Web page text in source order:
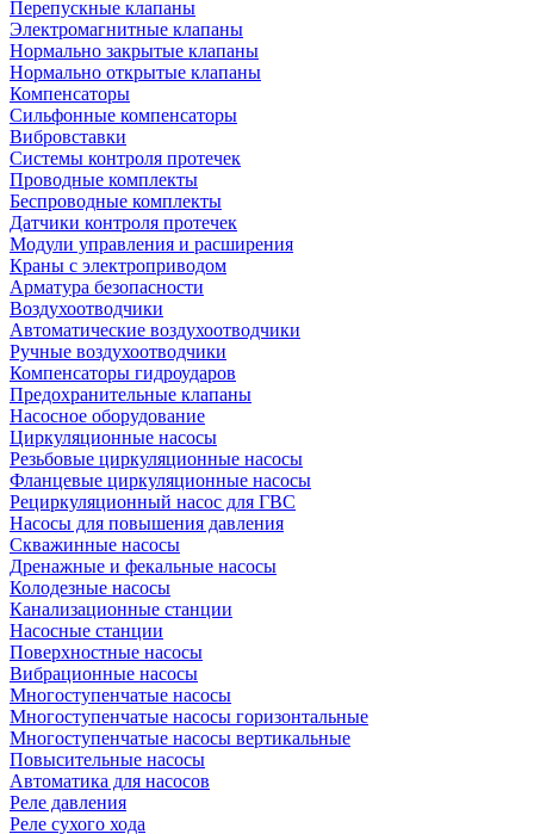
Перепускные клапаны
Электромагнитные клапаны
Нормально закрытые клапаны
Нормально открытые клапаны
Компенсаторы
Сильфонные компенсаторы
Вибровставки
Системы контроля протечек
Проводные комплекты
Беспроводные комплекты
Датчики контроля протечек
Модули управления и расширения
Краны с электроприводом
Арматура безопасности
Воздухоотводчики
Автоматические воздухоотводчики
Ручные воздухоотводчики
Компенсаторы гидроударов
Предохранительные клапаны
Насосное оборудование
Циркуляционные насосы
Резьбовые циркуляционные насосы
Фланцевые циркуляционные насосы
Рециркуляционный насос для ГВС
Насосы для повышения давления
Скважинные насосы
Дренажные и фекальные насосы
Колодезные насосы
Канализационные станции
Насосные станции
Поверхностные насосы
Вибрационные насосы
Многоступенчатые насосы
Многоступенчатые насосы горизонтальные
Многоступенчатые насосы вертикальные
Повысительные насосы
Автоматика для насосов
Реле давления
Реле сухого хода